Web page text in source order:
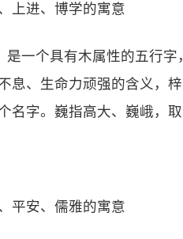
上进、博学的寓意
是一个具有木属性的五行
息、生命力顽强的含义，
名字。巍指高大、巍峨，
平安、儒雅的寓意